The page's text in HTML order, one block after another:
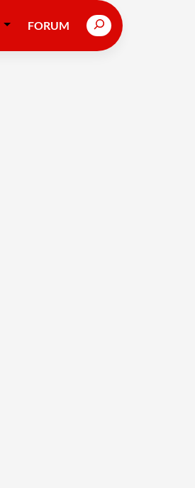
FORUM Search